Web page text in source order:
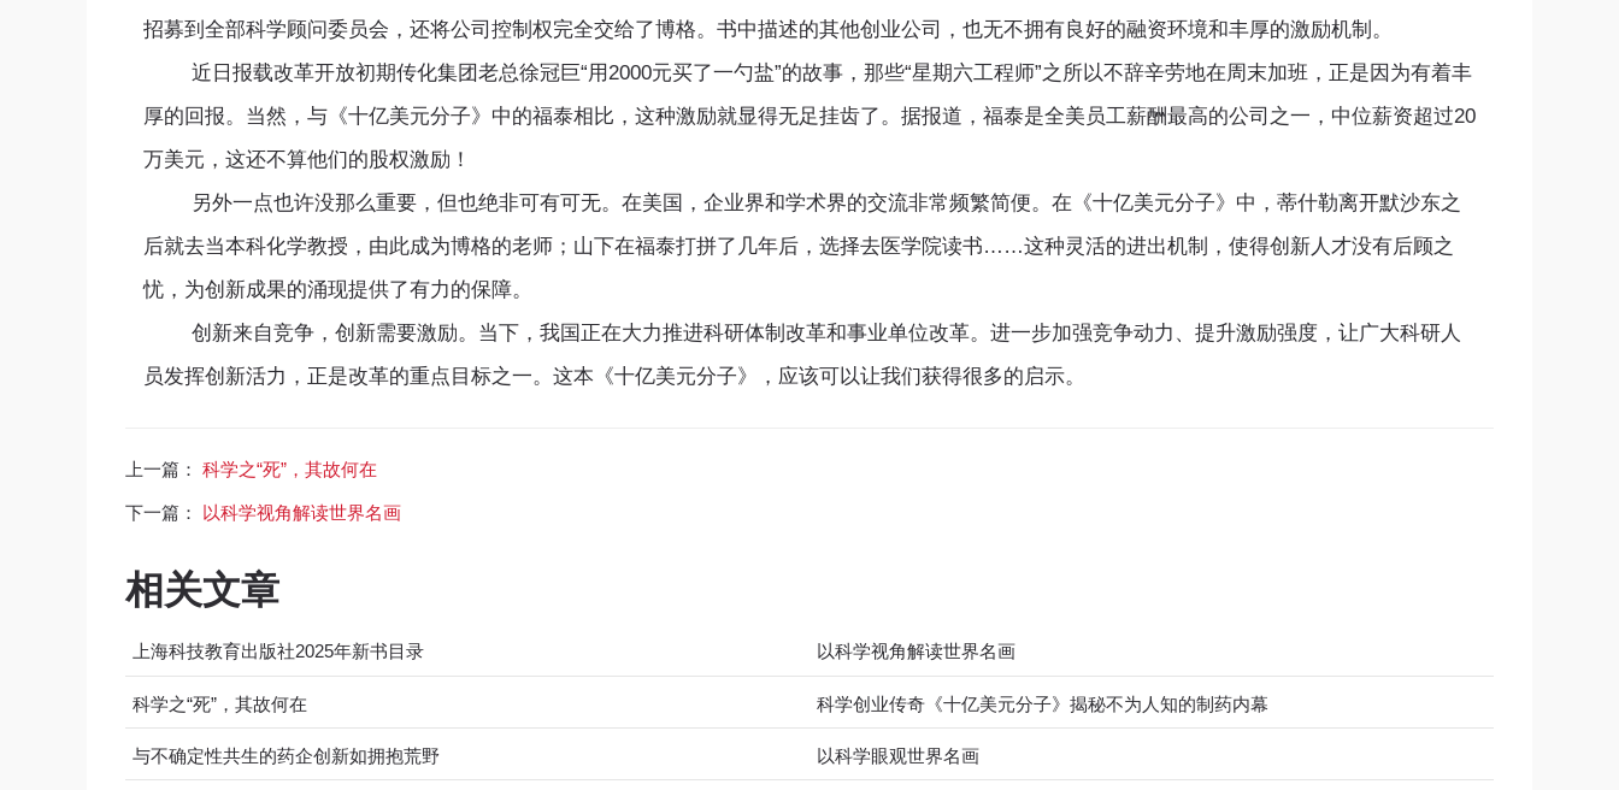
招募到全部科学顾问委员会，还将公司控制权完全交给了博格。书中描述的其他创业公司，也无不拥有良好的融资环境和丰厚的激励机制。
近日报载改革开放初期传化集团老总徐冠巨“用2000元买了一勺盐”的故事，那些“星期六工程师”之所以不辞辛劳地在周末加班，正是因为有着丰
厚的回报。当然，与《十亿美元分子》中的福泰相比，这种激励就显得无足挂齿了。据报道，福泰是全美员工薪酬最高的公司之一，中位薪资超过20
万美元，这还不算他们的股权激励！
另外一点也许没那么重要，但也绝非可有可无。在美国，企业界和学术界的交流非常频繁简便。在《十亿美元分子》中，蒂什勒离开默沙东之
后就去当本科化学教授，由此成为博格的老师；山下在福泰打拼了几年后，选择去医学院读书……这种灵活的进出机制，使得创新人才没有后顾之
忧，为创新成果的涌现提供了有力的保障。
创新来自竞争，创新需要激励。当下，我国正在大力推进科研体制改革和事业单位改革。进一步加强竞争动力、提升激励强度，让广大科研人
员发挥创新活力，正是改革的重点目标之一。这本《十亿美元分子》，应该可以让我们获得很多的启示。
上一篇： 科学之“死”，其故何在
下一篇： 以科学视角解读世界名画
相关文章
上海科技教育出版社2025年新书目录 以科学视角解读世界名画
科学之“死”，其故何在 科学创业传奇《十亿美元分子》揭秘不为人知的制药内幕
与不确定性共生的药企创新如拥抱荒野 以科学眼观世界名画